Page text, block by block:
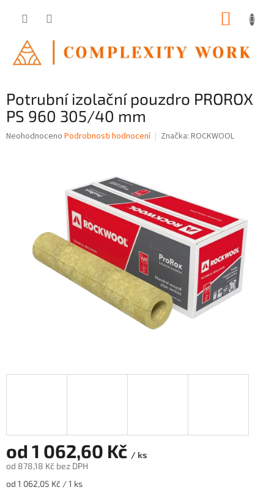
Potrubní izolační pouzdro PROROX
PS 960 305/40 mm
Průměrné
Neohodnoceno Podrobnosti hodnocení Značka: ROCKWOOL
od 1 062,60 Kč / ks
od 878,18 Kč bez DPH
Měrná
od 1 062,05 Kč / 1 ks